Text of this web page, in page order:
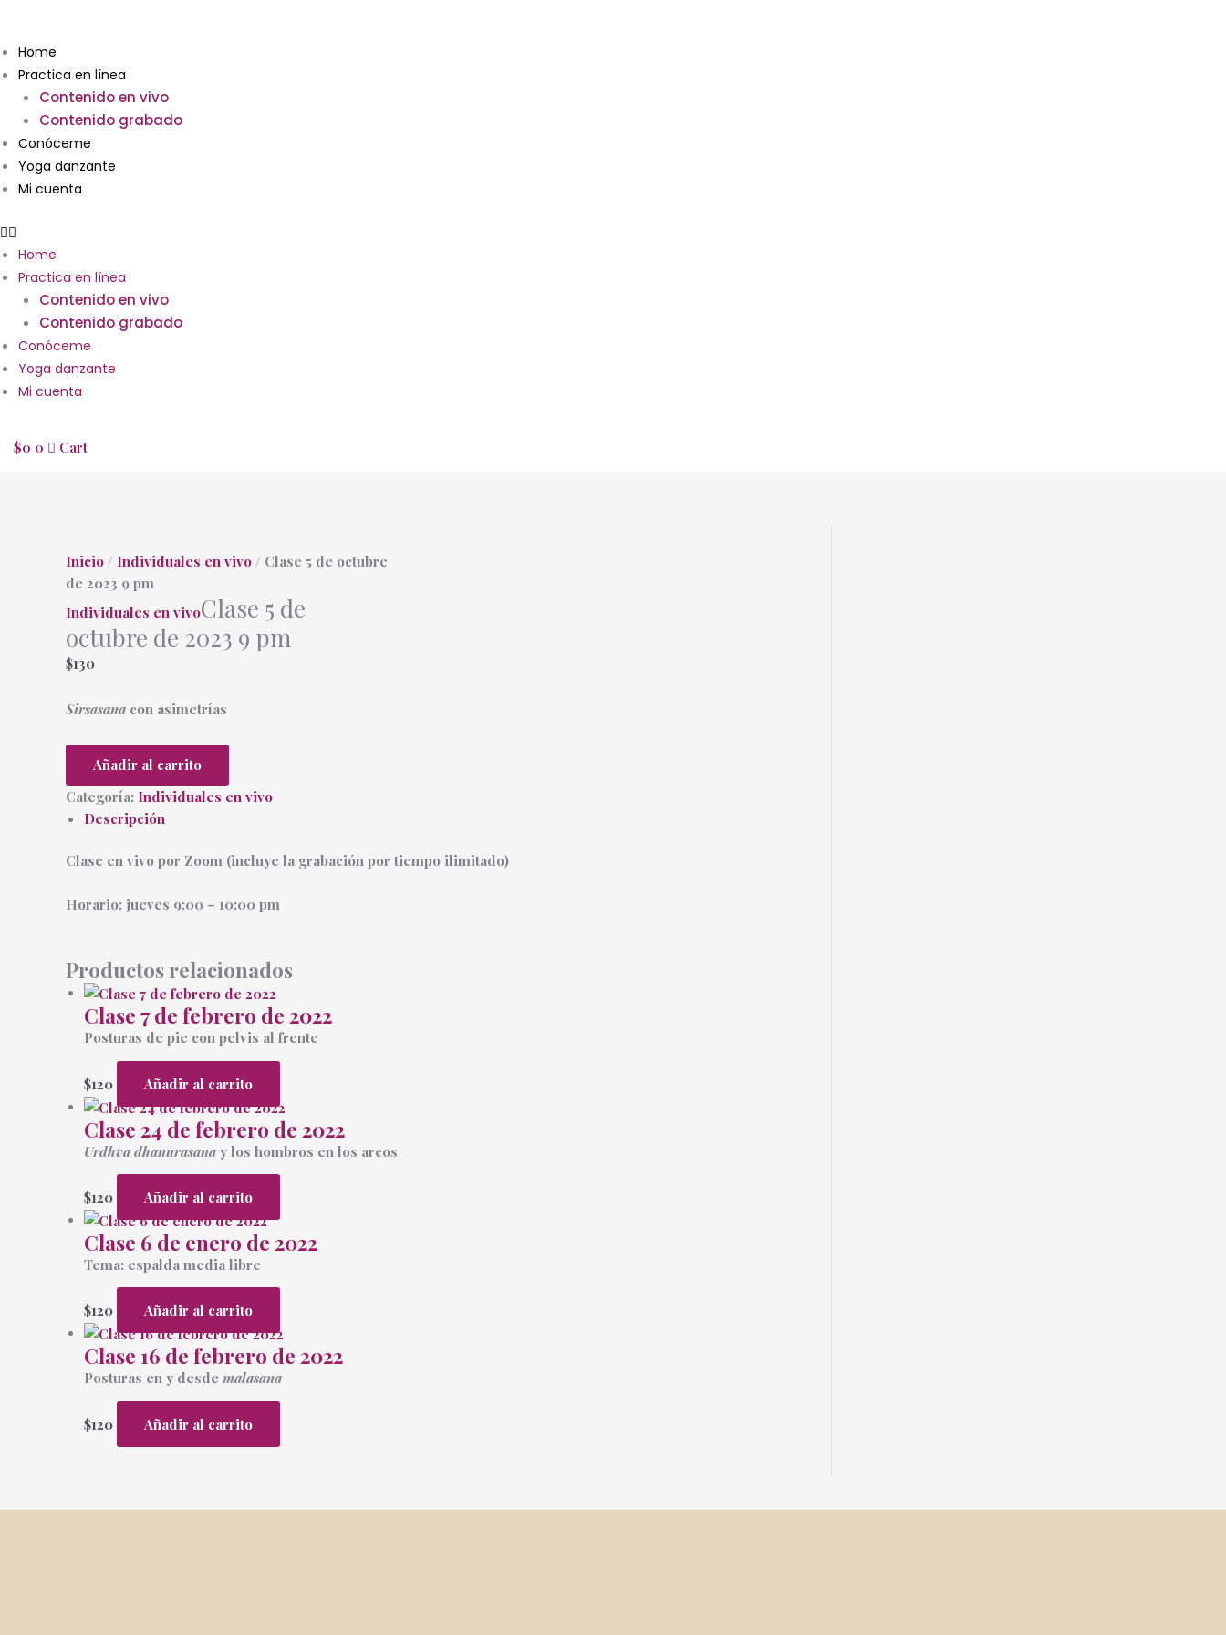
contenido
Home
Practica en línea
Contenido en vivo
Contenido grabado
Conóceme
Yoga danzante
Mi cuenta
Home
Practica en línea
Contenido en vivo
Contenido grabado
Conóceme
Yoga danzante
Mi cuenta
$0 0 Cart
Inicio / Individuales en vivo / Clase 5 de octubre
de 2023 9 pm
Individuales en vivoClase 5 de
octubre de 2023 9 pm
$130
Sirsasana con asimetrías
octubre
de
2023
9
pm
cantidad
Añadir al carrito
Categoría: Individuales en vivo
Descripción
Clase en vivo por Zoom (incluye la grabación por tiempo ilimitado)
Horario: jueves 9:00 – 10:00 pm
Productos relacionados
Clase 7 de febrero de 2022
Posturas de pie con pelvis al frente
$120 Añadir al carrito
Clase 24 de febrero de 2022
Urdhva dhanurasana y los hombros en los arcos
$120 Añadir al carrito
Clase 6 de enero de 2022
Tema: espalda media libre
$120 Añadir al carrito
Clase 16 de febrero de 2022
Posturas en y desde malasana
$120 Añadir al carrito